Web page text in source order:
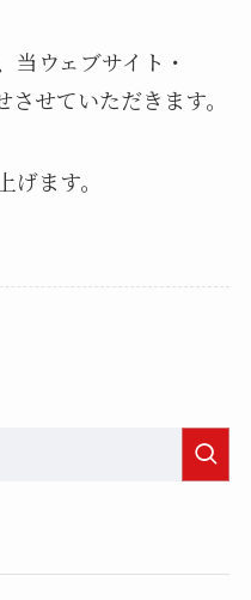
当ウェブサイト・
せていただきます。
ます。